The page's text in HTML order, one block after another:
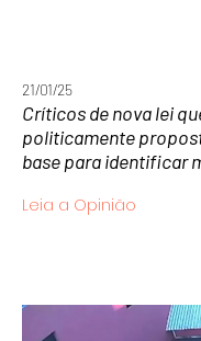
21/01/25
Críticos de nova lei
politicamente
base para identificar
Leia a Opinião